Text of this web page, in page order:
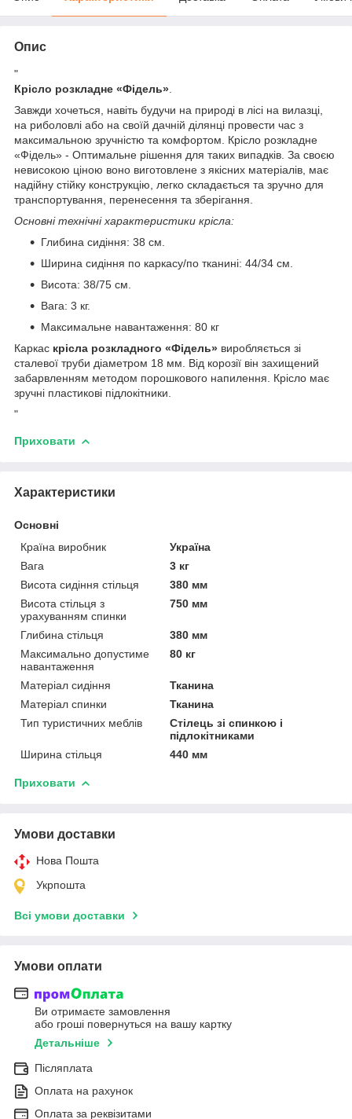
Опис
"
Крісло розкладне «Фідель»
Завжди хочеться, навіть будучи на природі в лісі на вилазці,
на риболовлі або на своїй дачній ділянці провести час з
максимальною зручністю та комфортом. Крісло розкладне
«Фідель» - Оптимальне рішення для таких випадків. За своєю
невисокою ціною воно виготовлене з якісних матеріалів, має
надійну стійку конструкцію, легко складається та зручно для
транспортування, перенесення та зберігання.
Основні технічні характеристики крісла:
Глибина сидіння: 38 см.
Ширина сидіння по каркасу/по тканині: 44/34 см.
Висота: 38/75 см.
Вага: 3 кг.
Максимальне навантаження: 80 кг
Каркас крісла розкладного «Фідель» виробляється зі
сталевої труби діаметром 18 мм. Від корозії він захищений
забарвленням методом порошкового напилення. Крісло має
зручні пластикові підлокітники.
"
Приховати
Характеристики
Основні
Країна виробник
Україна
Вага
3 кг
Висота сидіння стільця
380 мм
Висота стільця з
урахуванням спинки
750 мм
Глибина стільця
380 мм
Максимально допустиме
навантаження
80 кг
Матеріал сидіння
Тканина
Матеріал спинки
Тканина
Тип туристичних меблів
Стілець зі спинкою і
підлокітниками
Ширина стільця
440 мм
Приховати
Умови доставки
Нова Пошта
Укрпошта
Всі умови доставки
Умови оплати
Ви отримаєте замовлення
або гроші повернуться на вашу картку
Детальніше
Післяплата
Оплата на рахунок
Оплата за реквізитами